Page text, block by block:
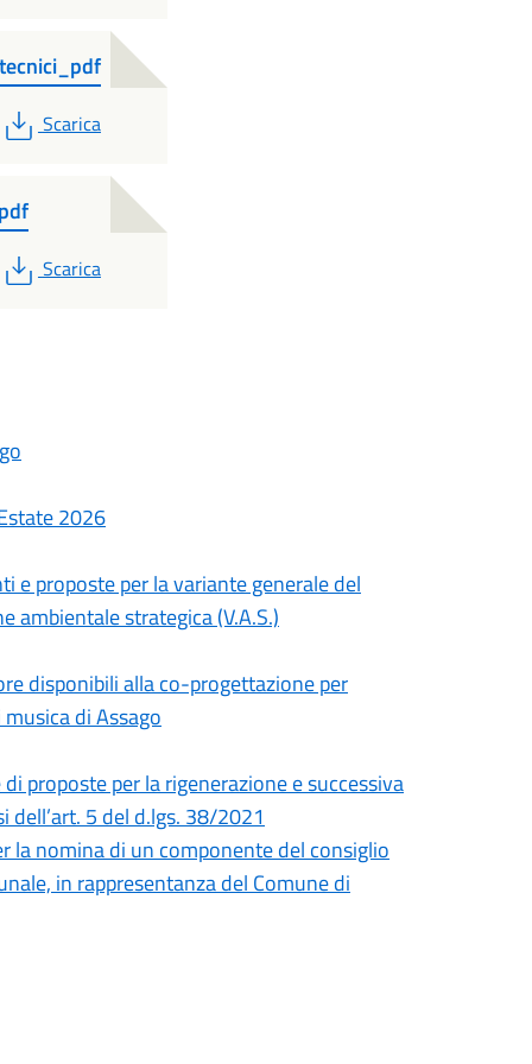
PDF
Scarica
PDF
Scarica
2026
e proposte per la variante generale del
ambientale strategica (V.A.S.)
disponibili alla co-progettazione per
di Assago
proposte per la rigenerazione e successiva
5 del d.lgs. 38/2021
la nomina di un componente del consiglio
in rappresentanza del Comune di